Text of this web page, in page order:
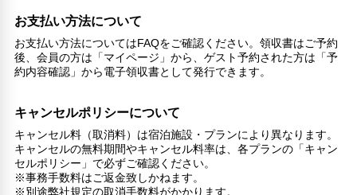
ビジネスセンター（プリントアウト/FAX）
リラックス
喫煙所
荷物預かりサービス
エレベーター
ランドリーサービス
バリアフリー対応
お支払い方法について
お支払い方法についてはFAQをご確認ください。領収書はご予約
後、会員の方は「マイページ」から、ゲスト予約された方は「予
約内容確認」から電子領収書として発行できます。
キャンセルポリシーについて
キャンセル料（取消料）は宿泊施設・プランにより異なります。
キャンセルの無料期間やキャンセル料率は、各プランの「キャン
セルポリシー」で必ずご確認ください。
※事務手数料はご返金致しかねます。
※別途弊社規定の取消手数料がかかります。